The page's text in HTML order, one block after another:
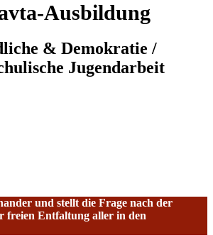
Ausbildung
& Demokratie /
Jugendarbeit
und stellt die Frage nach der
freien Entfaltung aller in den